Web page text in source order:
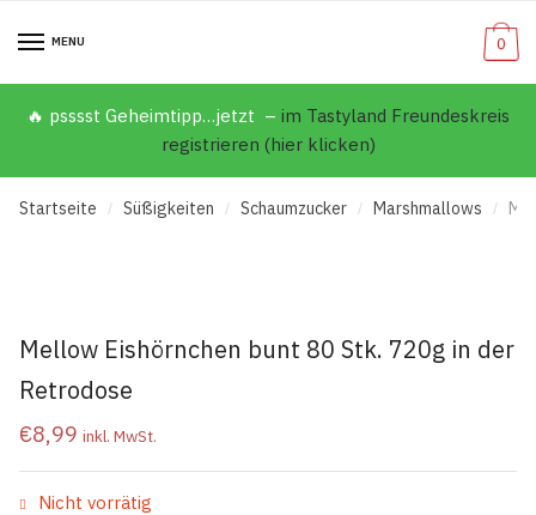
MENU 0
🔥 psssst Geheimtipp…jetzt – im Tastyland Freundeskreis
registrieren (hier klicken)
Startseite / Süßigkeiten / Schaumzucker / Marshmallows /
Mellow Eishörnchen bunt 80 Stk. 720g in der
Retrodose
€8,99 inkl. MwSt.
Nicht vorrätig